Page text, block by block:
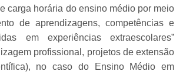
carga horária do ensino médio por meio
de aprendizagens, competências e
em experiências extraescolares”
profissional, projetos de extensão
no caso do Ensino Médio em